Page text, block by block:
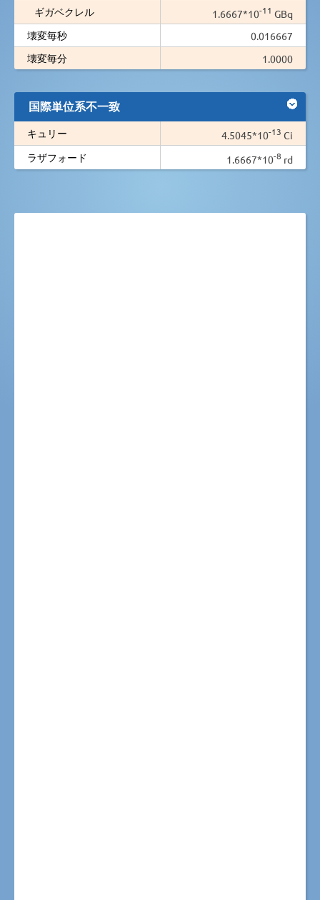
ギガベクレル
1.6667*10-11 GBq
壊変毎秒
0.016667
壊変毎分
1.0000
国際単位系不一致
キュリー 4.5045*10-13 Ci
ラザフォード
1.6667*10-8 rd